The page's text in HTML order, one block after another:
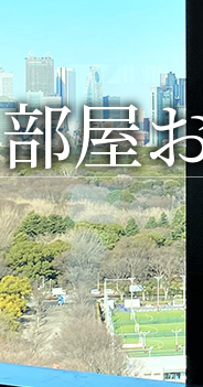
部屋